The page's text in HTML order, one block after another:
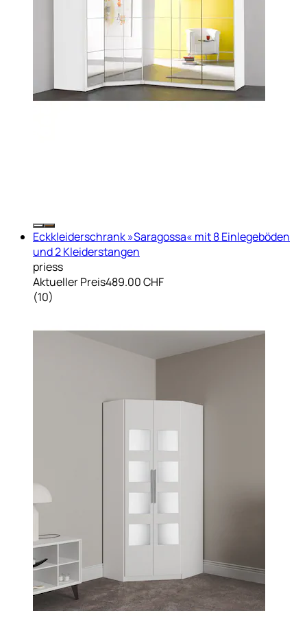
Eckkleiderschrank »Saragossa« mit 8 Einlegeböden
und 2 Kleiderstangen
priess
Aktueller Preis489.00 CHF
(10)